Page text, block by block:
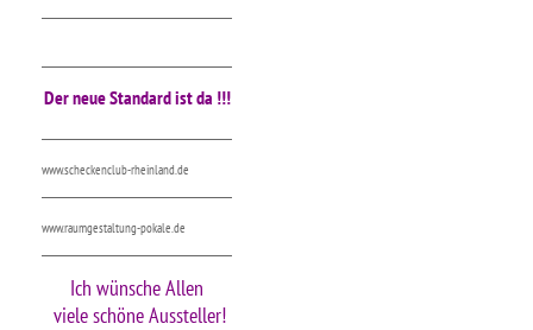
Der neue Standard ist da !!!
www.scheckenclub-rheinland.de
www.raumgestaltung-pokale.de
Ich wünsche Allen
viele schöne Aussteller!